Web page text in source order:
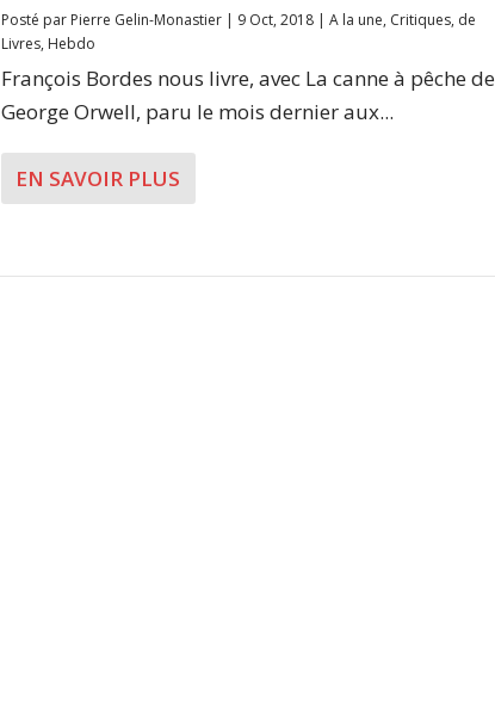
Posté par Pierre Gelin-Monastier| 9 Oct, 2018| A la une, Critiques, de
Livres, Hebdo
François Bordes nous livre, avec La canne à pêche de
George Orwell, paru le mois dernier aux...
EN SAVOIR PLUS